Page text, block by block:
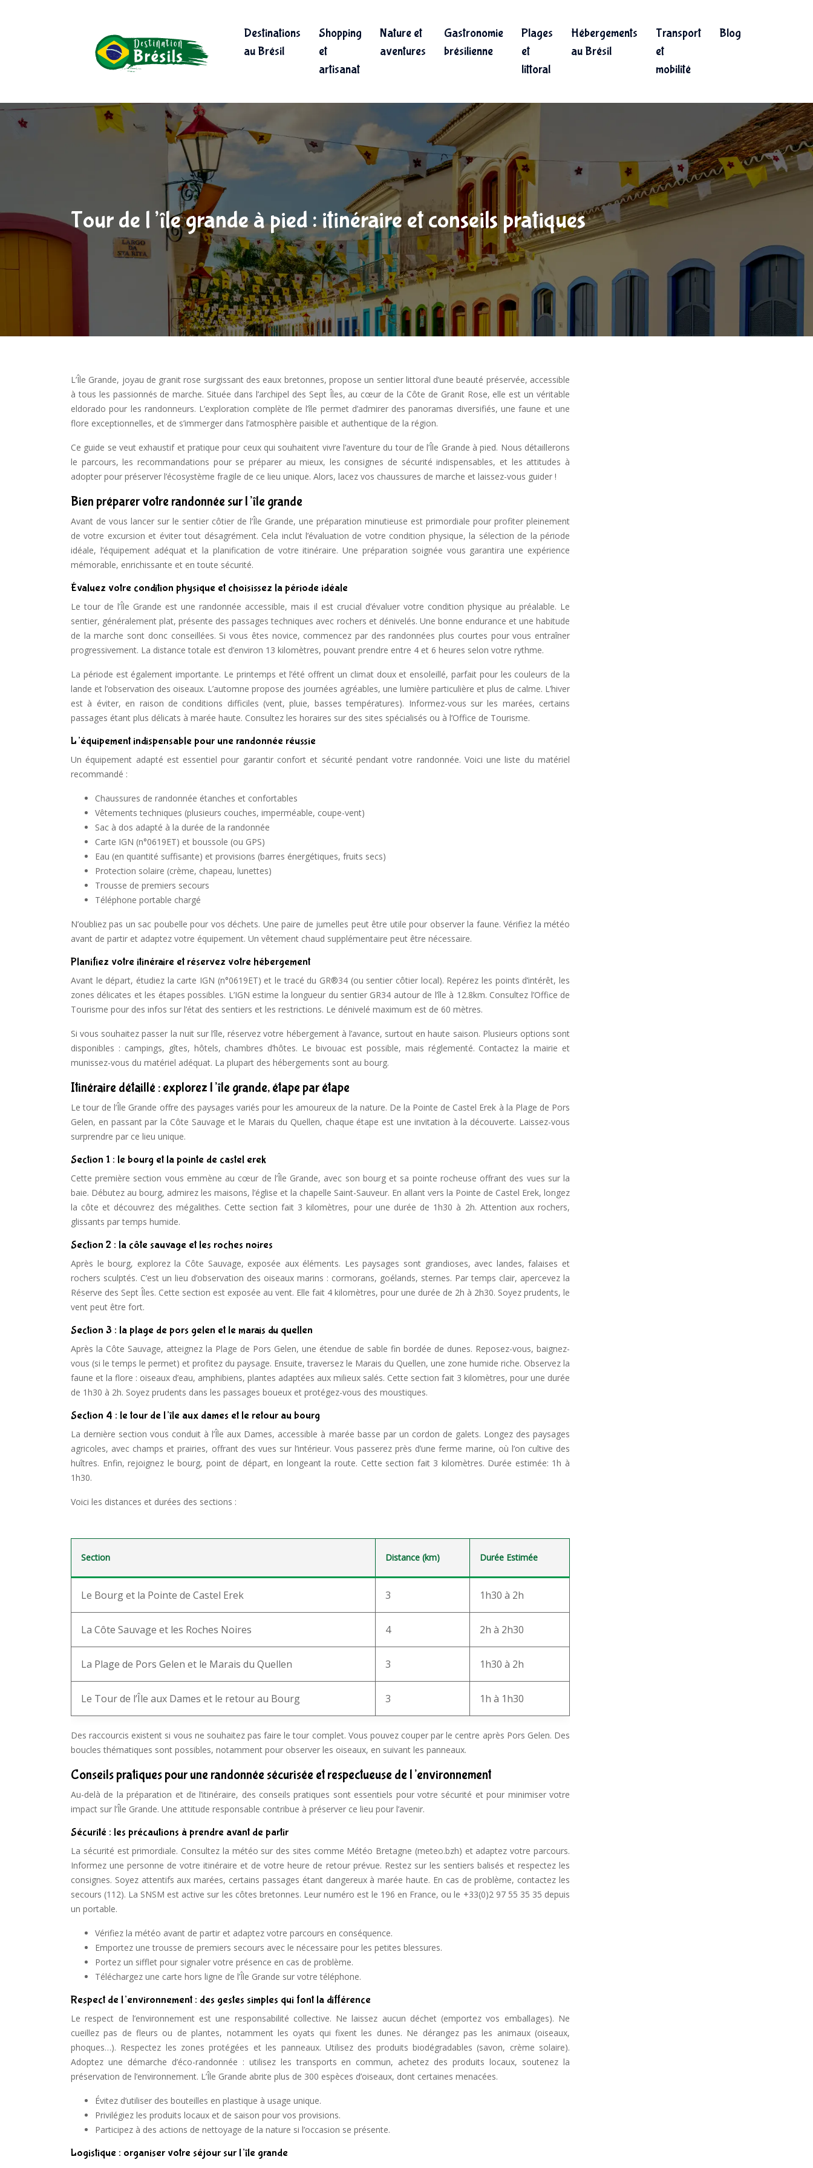
Destinations
au Brésil
Shopping
et
artisanat
Nature et
aventures
Gastronomie
brésilienne
Plages
et
littoral
Hébergements
au Brésil
Transport
et
mobilité
Blog
Tour de l’île grande à pied : itinéraire et conseils pratiques
L’Île Grande, joyau de granit rose surgissant des eaux bretonnes, propose un sentier littoral d’une beauté préservée, accessible
à tous les passionnés de marche. Située dans l’archipel des Sept Îles, au cœur de la Côte de Granit Rose, elle est un véritable
eldorado pour les randonneurs. L’exploration complète de l’île permet d’admirer des panoramas diversifiés, une faune et une
flore exceptionnelles, et de s’immerger dans l’atmosphère paisible et authentique de la région.
Ce guide se veut exhaustif et pratique pour ceux qui souhaitent vivre l’aventure du tour de l’Île Grande à pied. Nous détaillerons
le parcours, les recommandations pour se préparer au mieux, les consignes de sécurité indispensables, et les attitudes à
adopter pour préserver l’écosystème fragile de ce lieu unique. Alors, lacez vos chaussures de marche et laissez-vous guider !
Bien préparer votre randonnée sur l’île grande
Avant de vous lancer sur le sentier côtier de l’Île Grande, une préparation minutieuse est primordiale pour profiter pleinement
de votre excursion et éviter tout désagrément. Cela inclut l’évaluation de votre condition physique, la sélection de la période
idéale, l’équipement adéquat et la planification de votre itinéraire. Une préparation soignée vous garantira une expérience
mémorable, enrichissante et en toute sécurité.
Évaluez votre condition physique et choisissez la période idéale
Le tour de l’Île Grande est une randonnée accessible, mais il est crucial d’évaluer votre condition physique au préalable. Le
sentier, généralement plat, présente des passages techniques avec rochers et dénivelés. Une bonne endurance et une habitude
de la marche sont donc conseillées. Si vous êtes novice, commencez par des randonnées plus courtes pour vous entraîner
progressivement. La distance totale est d’environ 13 kilomètres, pouvant prendre entre 4 et 6 heures selon votre rythme.
La période est également importante. Le printemps et l’été offrent un climat doux et ensoleillé, parfait pour les couleurs de la
lande et l’observation des oiseaux. L’automne propose des journées agréables, une lumière particulière et plus de calme. L’hiver
est à éviter, en raison de conditions difficiles (vent, pluie, basses températures). Informez-vous sur les marées, certains
passages étant plus délicats à marée haute. Consultez les horaires sur des sites spécialisés ou à l’Office de Tourisme.
L’équipement indispensable pour une randonnée réussie
Un équipement adapté est essentiel pour garantir confort et sécurité pendant votre randonnée. Voici une liste du matériel
recommandé :
Chaussures de randonnée étanches et confortables
Vêtements techniques (plusieurs couches, imperméable, coupe-vent)
Sac à dos adapté à la durée de la randonnée
Carte IGN (n°0619ET) et boussole (ou GPS)
Eau (en quantité suffisante) et provisions (barres énergétiques, fruits secs)
Protection solaire (crème, chapeau, lunettes)
Trousse de premiers secours
Téléphone portable chargé
N’oubliez pas un sac poubelle pour vos déchets. Une paire de jumelles peut être utile pour observer la faune. Vérifiez la météo
avant de partir et adaptez votre équipement. Un vêtement chaud supplémentaire peut être nécessaire.
Planifiez votre itinéraire et réservez votre hébergement
Avant le départ, étudiez la carte IGN (n°0619ET) et le tracé du GR®34 (ou sentier côtier local). Repérez les points d’intérêt, les
zones délicates et les étapes possibles. L’IGN estime la longueur du sentier GR34 autour de l’île à 12.8km. Consultez l’Office de
Tourisme pour des infos sur l’état des sentiers et les restrictions. Le dénivelé maximum est de 60 mètres.
Si vous souhaitez passer la nuit sur l’île, réservez votre hébergement à l’avance, surtout en haute saison. Plusieurs options sont
disponibles : campings, gîtes, hôtels, chambres d’hôtes. Le bivouac est possible, mais réglementé. Contactez la mairie et
munissez-vous du matériel adéquat. La plupart des hébergements sont au bourg.
Itinéraire détaillé : explorez l’île grande, étape par étape
Le tour de l’Île Grande offre des paysages variés pour les amoureux de la nature. De la Pointe de Castel Erek à la Plage de Pors
Gelen, en passant par la Côte Sauvage et le Marais du Quellen, chaque étape est une invitation à la découverte. Laissez-vous
surprendre par ce lieu unique.
Section 1 : le bourg et la pointe de castel erek
Cette première section vous emmène au cœur de l’Île Grande, avec son bourg et sa pointe rocheuse offrant des vues sur la
baie. Débutez au bourg, admirez les maisons, l’église et la chapelle Saint-Sauveur. En allant vers la Pointe de Castel Erek, longez
la côte et découvrez des mégalithes. Cette section fait 3 kilomètres, pour une durée de 1h30 à 2h. Attention aux rochers,
glissants par temps humide.
Section 2 : la côte sauvage et les roches noires
Après le bourg, explorez la Côte Sauvage, exposée aux éléments. Les paysages sont grandioses, avec landes, falaises et
rochers sculptés. C’est un lieu d’observation des oiseaux marins : cormorans, goélands, sternes. Par temps clair, apercevez la
Réserve des Sept Îles. Cette section est exposée au vent. Elle fait 4 kilomètres, pour une durée de 2h à 2h30. Soyez prudents, le
vent peut être fort.
Section 3 : la plage de pors gelen et le marais du quellen
Après la Côte Sauvage, atteignez la Plage de Pors Gelen, une étendue de sable fin bordée de dunes. Reposez-vous, baignez-
vous (si le temps le permet) et profitez du paysage. Ensuite, traversez le Marais du Quellen, une zone humide riche. Observez la
faune et la flore : oiseaux d’eau, amphibiens, plantes adaptées aux milieux salés. Cette section fait 3 kilomètres, pour une durée
de 1h30 à 2h. Soyez prudents dans les passages boueux et protégez-vous des moustiques.
Section 4 : le tour de l’île aux dames et le retour au bourg
La dernière section vous conduit à l’Île aux Dames, accessible à marée basse par un cordon de galets. Longez des paysages
agricoles, avec champs et prairies, offrant des vues sur l’intérieur. Vous passerez près d’une ferme marine, où l’on cultive des
huîtres. Enfin, rejoignez le bourg, point de départ, en longeant la route. Cette section fait 3 kilomètres. Durée estimée: 1h à
1h30.
Voici les distances et durées des sections :
Section Distance (km) Durée Estimée
Le Bourg et la Pointe de Castel Erek 3 1h30 à 2h
La Côte Sauvage et les Roches Noires 4 2h à 2h30
La Plage de Pors Gelen et le Marais du Quellen 3 1h30 à 2h
Le Tour de l’Île aux Dames et le retour au Bourg 3 1h à 1h30
Des raccourcis existent si vous ne souhaitez pas faire le tour complet. Vous pouvez couper par le centre après Pors Gelen. Des
boucles thématiques sont possibles, notamment pour observer les oiseaux, en suivant les panneaux.
Conseils pratiques pour une randonnée sécurisée et respectueuse de l’environnement
Au-delà de la préparation et de l’itinéraire, des conseils pratiques sont essentiels pour votre sécurité et pour minimiser votre
impact sur l’Île Grande. Une attitude responsable contribue à préserver ce lieu pour l’avenir.
Sécurité : les précautions à prendre avant de partir
La sécurité est primordiale. Consultez la météo sur des sites comme Météo Bretagne (meteo.bzh) et adaptez votre parcours.
Informez une personne de votre itinéraire et de votre heure de retour prévue. Restez sur les sentiers balisés et respectez les
consignes. Soyez attentifs aux marées, certains passages étant dangereux à marée haute. En cas de problème, contactez les
secours (112). La SNSM est active sur les côtes bretonnes. Leur numéro est le 196 en France, ou le +33(0)2 97 55 35 35 depuis
un portable.
Vérifiez la météo avant de partir et adaptez votre parcours en conséquence.
Emportez une trousse de premiers secours avec le nécessaire pour les petites blessures.
Portez un sifflet pour signaler votre présence en cas de problème.
Téléchargez une carte hors ligne de l’Île Grande sur votre téléphone.
Respect de l’environnement : des gestes simples qui font la différence
Le respect de l’environnement est une responsabilité collective. Ne laissez aucun déchet (emportez vos emballages). Ne
cueillez pas de fleurs ou de plantes, notamment les oyats qui fixent les dunes. Ne dérangez pas les animaux (oiseaux,
phoques…). Respectez les zones protégées et les panneaux. Utilisez des produits biodégradables (savon, crème solaire).
Adoptez une démarche d’éco-randonnée : utilisez les transports en commun, achetez des produits locaux, soutenez la
préservation de l’environnement. L’Île Grande abrite plus de 300 espèces d’oiseaux, dont certaines menacées.
Évitez d’utiliser des bouteilles en plastique à usage unique.
Privilégiez les produits locaux et de saison pour vos provisions.
Participez à des actions de nettoyage de la nature si l’occasion se présente.
Logistique : organiser votre séjour sur l’île grande